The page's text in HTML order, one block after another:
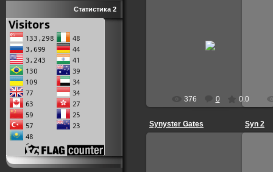
Статистика 2
376 0 0.0
Synyster Gates Syn 2